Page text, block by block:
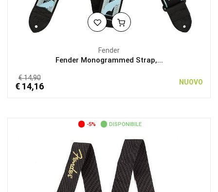
Fender
Fender Monogrammed Strap,...
€ 14,90
€ 14,16 NUOVO
-5% DISPONIBILE